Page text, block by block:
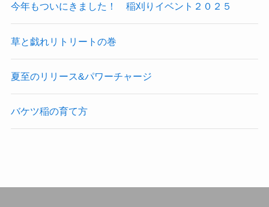
今年もついにきました！ 稲刈りイベント２０２５
草と戯れリトリートの巻
夏至のリリース&パワーチャージ
バケツ稲の育て方